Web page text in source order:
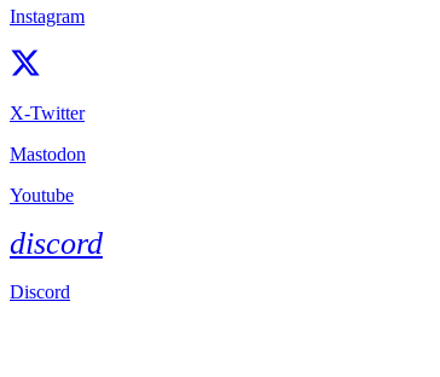
Instagram
X-Twitter
Mastodon
Youtube
discord
Discord